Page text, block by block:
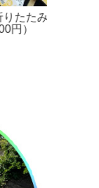
ソー
は本